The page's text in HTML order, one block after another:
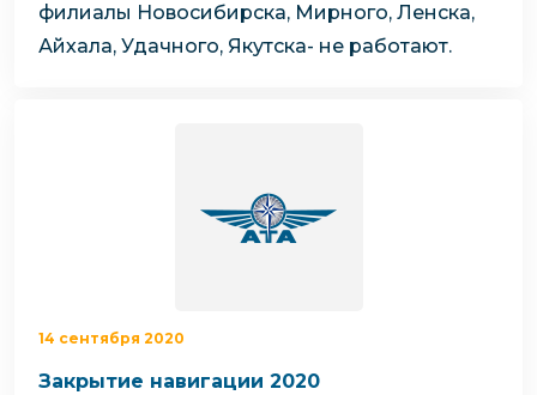
филиалы Новосибирска, Мирного, Ленска,
Айхала, Удачного, Якутска- не работают.
14 сентября 2020
Закрытие навигации 2020